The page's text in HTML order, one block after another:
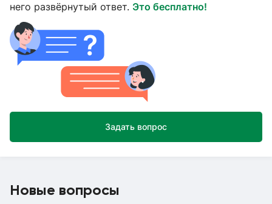
него развёрнутый ответ. Это бесплатно!
Задать вопрос
Новые вопросы